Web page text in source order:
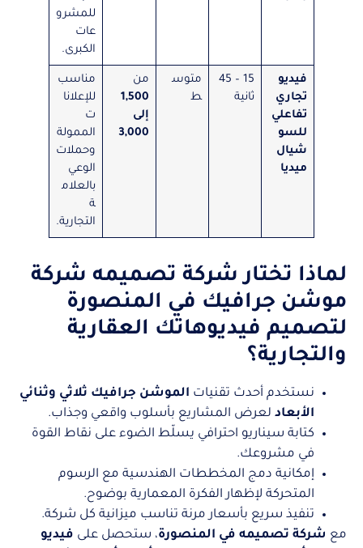
للمشرو
عات
الكبرى.
فيديو
تجاري
تفاعلي
للسو
شيال
ميديا
15 – 45
ثانية
متوس
ط
من
1,500
إلى
3,000
مناسب
للإعلانا
ت
الممولة
وحملات
الوعي
بالعلام
ة
التجارية.
لماذا تختار شركة تصميمه شركة
موشن جرافيك في المنصورة
لتصميم فيديوهاتك العقارية
والتجارية؟
نستخدم أحدث تقنيات الموشن جرافيك ثلاثي وثنائي
الأبعاد لعرض المشاريع بأسلوب واقعي وجذاب.
كتابة سيناريو احترافي يسلّط الضوء على نقاط القوة
في مشروعك.
إمكانية دمج المخططات الهندسية مع الرسوم
المتحركة لإظهار الفكرة المعمارية بوضوح.
تنفيذ سريع بأسعار مرنة تناسب ميزانية كل شركة.
مع شركة تصميمه في المنصورة، ستحصل على فيديو